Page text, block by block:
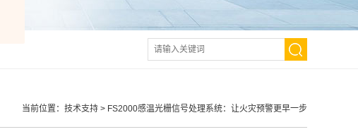
当前位置： 技术支持 > FS2000感温光栅信号处理系统：让火灾预警更早一步